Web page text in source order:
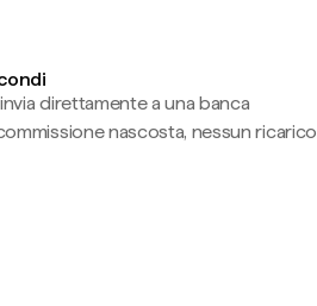
direttamente a una banca
nascosta, nessun ricarico